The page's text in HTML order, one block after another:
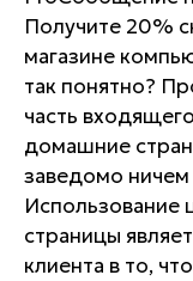
Получите 20%
магазине
так понятно?
часть
домашние
заведомо
Использование
страницы
клиента в то,